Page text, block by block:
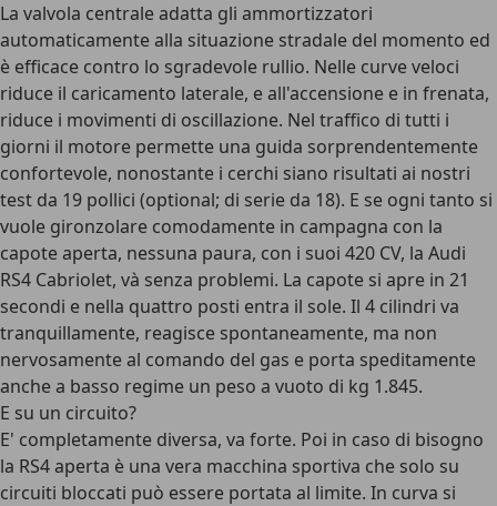
La valvola centrale adatta gli ammortizzatori
automaticamente alla situazione stradale del momento ed
è efficace contro lo sgradevole rullio. Nelle curve veloci
riduce il caricamento laterale, e all'accensione e in frenata,
riduce i movimenti di oscillazione. Nel traffico di tutti i
giorni il motore permette una guida sorprendentemente
confortevole, nonostante i cerchi siano risultati ai nostri
test da 19 pollici (optional; di serie da 18). E se ogni tanto si
vuole gironzolare comodamente in campagna con la
capote aperta, nessuna paura, con i suoi 420 CV, la Audi
RS4 Cabriolet, và senza problemi. La capote si apre in 21
secondi e nella quattro posti entra il sole. Il 4 cilindri va
tranquillamente, reagisce spontaneamente, ma non
nervosamente al comando del gas e porta speditamente
anche a basso regime un peso a vuoto di kg 1.845.
E su un circuito?
E' completamente diversa, va forte. Poi in caso di bisogno
la RS4 aperta è una vera macchina sportiva che solo su
circuiti bloccati può essere portata al limite. In curva si